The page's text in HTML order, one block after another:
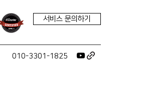
서비스 문의하기
010-3301-1825